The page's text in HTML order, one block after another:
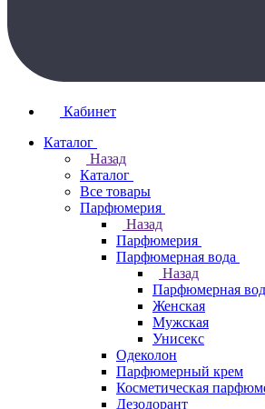
Кабинет
Каталог
Назад
Каталог
Все товары
Парфюмерия
Назад
Парфюмерия
Парфюмерная вода
Назад
Парфюмерная
Женская
Мужская
Унисекс
Одеколон
Парфюмерный крем
Косметическая
Дезодорант